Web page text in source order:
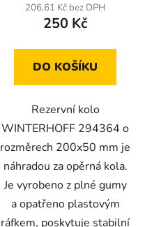
206,61 Kč bez DPH
250 Kč
DO KOŠÍKU
Rezervní kolo
WINTERHOFF 294364 o
rozměrech 200x50 mm je
náhradou za opěrná kola.
Je vyrobeno z plné gumy
a opatřeno plastovým
ráfkem, poskytuje stabilní